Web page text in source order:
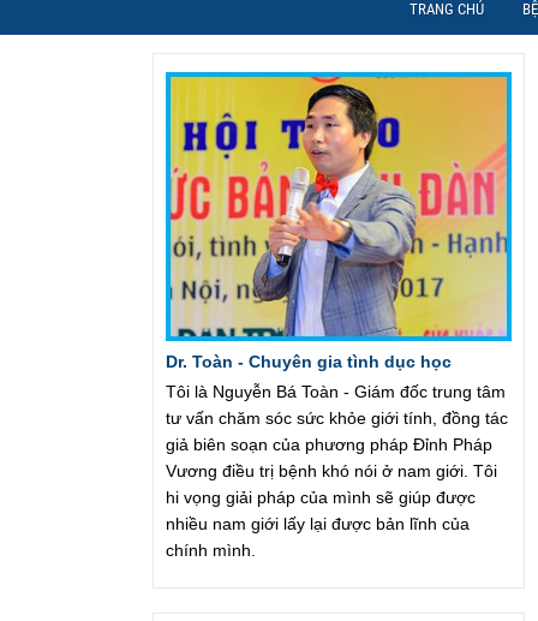
TRANG CHỦ
Dr. Toàn - Chuyên gia tình dục học
Tôi là Nguyễn Bá Toàn - Giám đốc trung tâm
tư vấn chăm sóc sức khỏe giới tính, đồng tác
giả biên soạn của phương pháp Đỉnh Pháp
Vương điều trị bệnh khó nói ở nam giới. Tôi
hi vọng giải pháp của mình sẽ giúp được
nhiều nam giới lấy lại được bản lĩnh của
chính mình.